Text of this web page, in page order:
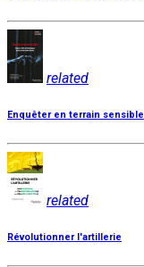
related
Enquêter en terrain sensible
related
Révolutionner l'artillerie